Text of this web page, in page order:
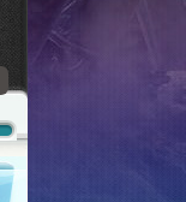
Mount & Blade II: Bannerlord [v